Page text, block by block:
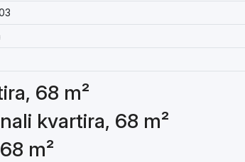
68 m²
kvartira, 68 m²
m²